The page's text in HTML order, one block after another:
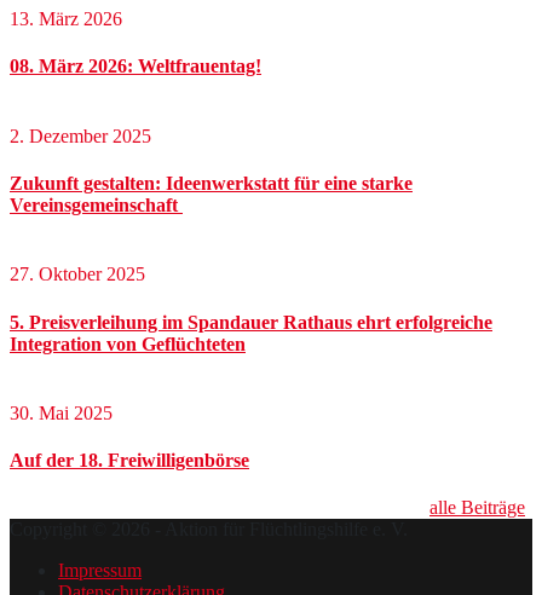
13. März 2026
08. März 2026: Weltfrauentag!
2. Dezember 2025
Zukunft gestalten: Ideenwerkstatt für eine starke
Vereinsgemeinschaft
27. Oktober 2025
5. Preisverleihung im Spandauer Rathaus ehrt erfolgreiche
Integration von Geflüchteten
30. Mai 2025
Auf der 18. Freiwilligenbörse
alle Beiträge
Impressum